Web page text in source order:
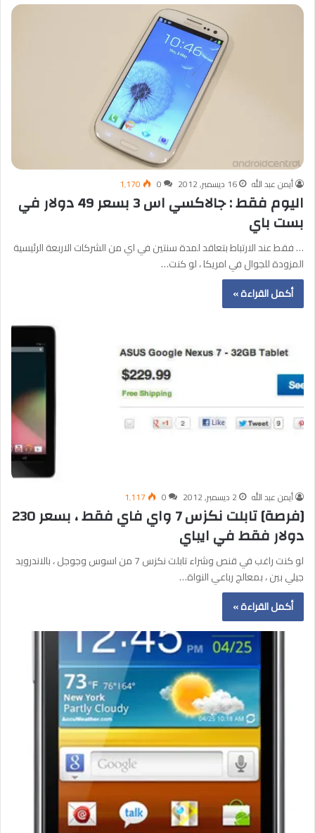
أيمن عبد الله 16 ديسمبر, 2012 0 1٬170
اليوم فقط : جالاكسي اس 3 بسعر 49 دولار في
بست باي
… فقط عند الارتباط بتعاقد لمدة سنتين في اي من الشركات الاربعة الرئيسية
المزودة للجوال في امريكا ، لو كنت…
أكمل القراءة »
أيمن عبد الله 2 ديسمبر, 2012 0 1٬117
[فرصة] تابلت نكزس 7 واي فاي فقط ، بسعر 230
دولار فقط في ايباي
لو كنت راغب في قنص وشراء تابلت نكزس 7 من اسوس وجوجل ، بالاندرويد
جيلي بين ، بمعالج رباعي النواة…
أكمل القراءة »